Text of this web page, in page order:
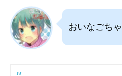
おいなごち